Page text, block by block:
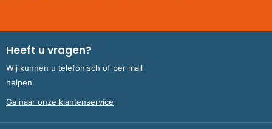
Heeft u vragen?
Wij kunnen u telefonisch of per mail
helpen.
Ga naar onze klantenservice